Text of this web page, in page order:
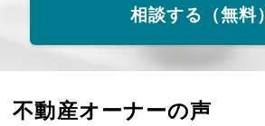
相談する（無料）
不動産オーナーの声